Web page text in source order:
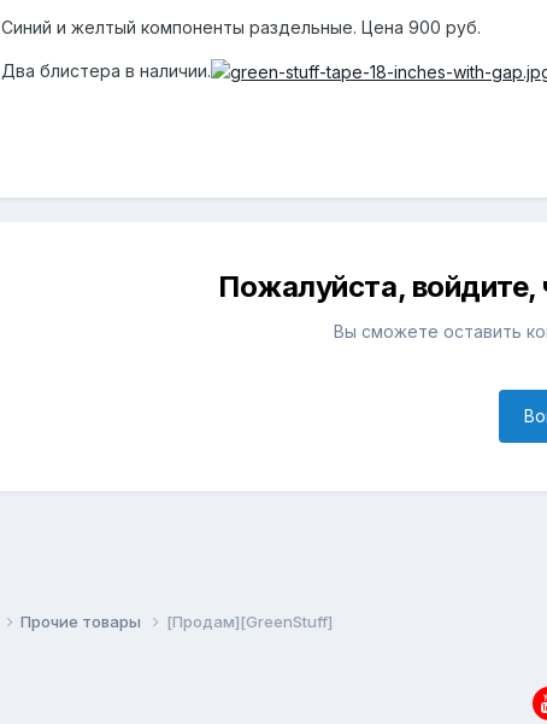
Синий и желтый компоненты раздельные. Цена 900 руб.
Два блистера в наличии.
Пожалуйста,
Вы сможете оставить
Прочие товары [Продам][GreenStuff]